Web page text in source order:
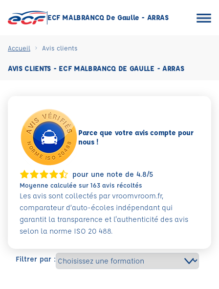
ECF MALBRANCQ De Gaulle - ARRAS
Accueil Avis clients
AVIS CLIENTS - ECF MALBRANCQ DE GAULLE - ARRAS
Filtrer par :
Parce que votre avis compte pour
nous !
pour une note de 4.8/5
Moyenne calculée sur 163 avis récoltés
Les avis sont collectés par vroomvroom.fr,
comparateur d’auto-écoles indépendant qui
garantit la transparence et l'authenticité des avis
selon la norme ISO 20 488.